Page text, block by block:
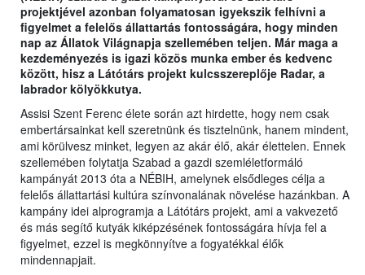
projektjével azonban folyamatosan igyekszik felhívni a
figyelmet a felelős állattartás fontosságára, hogy minden
nap az Állatok Világnapja szellemében teljen. Már maga a
kezdeményezés is igazi közös munka ember és kedvenc
között, hisz a Látótárs projekt kulcsszereplője Radar, a
labrador kölyökkutya.
Assisi Szent Ferenc élete során azt hirdette, hogy nem csak
embertársainkat kell szeretnünk és tisztelnünk, hanem mindent,
ami körülvesz minket, legyen az akár élő, akár élettelen. Ennek
szellemében folytatja Szabad a gazdi szemléletformáló
kampányát 2013 óta a NÉBIH, amelynek elsődleges célja a
felelős állattartási kultúra színvonalának növelése hazánkban. A
kampány idei alprogramja a Látótárs projekt, ami a vakvezető
és más segítő kutyák kiképzésének fontosságára hívja fel a
figyelmet, ezzel is megkönnyítve a fogyatékkal élők
mindennapjait.